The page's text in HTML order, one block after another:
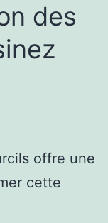
des
offre une
cette